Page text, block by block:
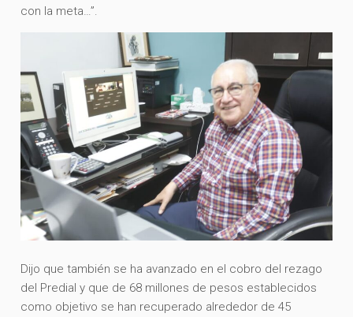
con la meta…”.
Dijo que también se ha avanzado en el cobro del rezago
del Predial y que de 68 millones de pesos establecidos
como objetivo se han recuperado alrededor de 45